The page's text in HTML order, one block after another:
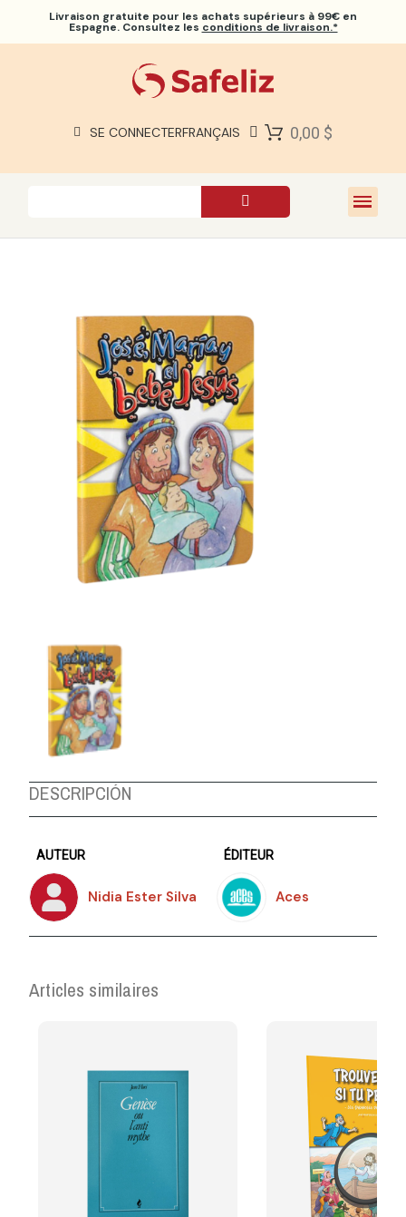
Livraison gratuite pour les achats supérieurs à 99€ en
Espagne. Consultez les conditions de livraison.*
SE CONNECTERFRANÇAIS 0,00 $
À PROPOS DE NOUS
DESCRIPCIÓN
AUTEUR
Nidia Ester Silva
ÉDITEUR
Aces
Articles similaires